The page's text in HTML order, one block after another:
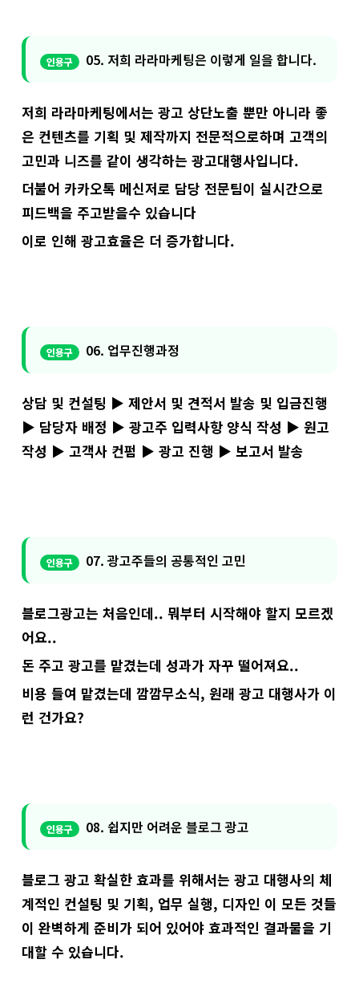
05. 저희 라라마케팅은 이렇게 일을 합니다.
저희 라라마케팅에서는 광고 상단노출 뿐만 아니라 좋
은 컨텐츠를 기획 및 제작까지 전문적으로하며 고객의
고민과 니즈를 같이 생각하는 광고대행사입니다.
더불어 카카오톡 메신저로 담당 전문팀이 실시간으로
피드백을 주고받을수 있습니다
이로 인해 광고효율은 더 증가합니다.
06. 업무진행과정
상담 및 컨설팅 ▶ 제안서 및 견적서 발송 및 입금진행
▶ 담당자 배정 ▶ 광고주 입력사항 양식 작성 ▶ 원고
작성 ▶ 고객사 컨펌 ▶ 광고 진행 ▶ 보고서 발송
07. 광고주들의 공통적인 고민
블로그광고는 처음인데.. 뭐부터 시작해야 할지 모르겠
어요..
돈 주고 광고를 맡겼는데 성과가 자꾸 떨어져요..
비용 들여 맡겼는데 깜깜무소식, 원래 광고 대행사가 이
런 건가요?
08. 쉽지만 어려운 블로그 광고
블로그 광고 확실한 효과를 위해서는 광고 대행사의 체
계적인 컨설팅 및 기획, 업무 실행, 디자인 이 모든 것들
이 완벽하게 준비가 되어 있어야 효과적인 결과물을 기
대할 수 있습니다.